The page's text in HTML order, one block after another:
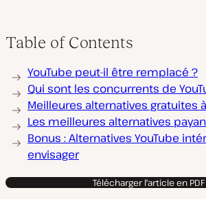
i
r
e
l
a
v
i
d
Table of Contents
YouTube peut-il être remplacé ?
Qui sont les concurrents de
Meilleures alternatives gratuites
Les meilleures alternatives
Bonus : Alternatives YouTube
envisager
Télécharger l'article en PDF